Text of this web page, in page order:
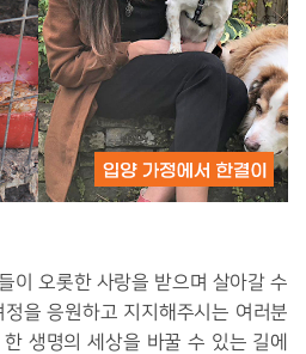
들이 오롯한 사랑을 받으며 살아갈 수
을 응원하고 지지해주시는 여러분
생명의 세상을 바꿀 수 있는 길에